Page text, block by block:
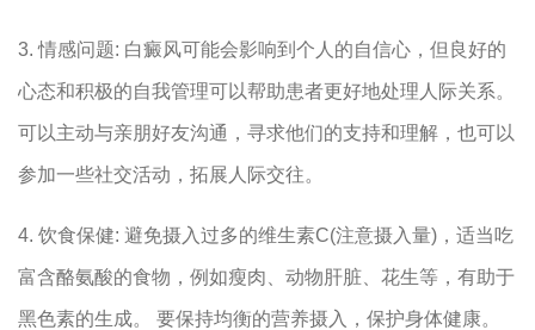
3. 情感问题: 白癜风可能会影响到个人的自信心，但良好的
心态和积极的自我管理可以帮助患者更好地处理人际关系。
可以主动与亲朋好友沟通，寻求他们的支持和理解，也可以
参加一些社交活动，拓展人际交往。
4. 饮食保健: 避免摄入过多的维生素C(注意摄入量)，适当吃
富含酪氨酸的食物，例如瘦肉、动物肝脏、花生等，有助于
黑色素的生成。 要保持均衡的营养摄入，保护身体健康。